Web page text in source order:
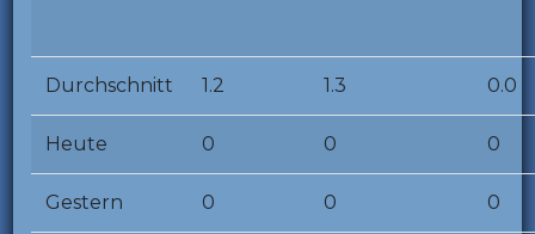
Durchschnitt 1.2 1.3 0.0
Heute 0 0 0
Gestern 0 0 0